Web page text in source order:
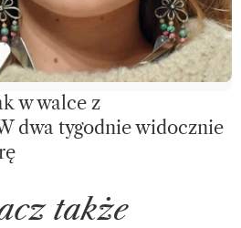
w walce z
dwa tygodnie widocznie
także